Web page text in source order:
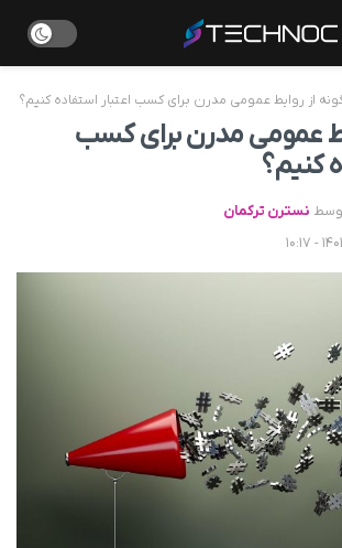
از روابط عمومی مدرن برای کسب اعتبار استفاده کنیم؟
عمومی مدرن برای کسب
کنیم؟
نسترن ترکمان